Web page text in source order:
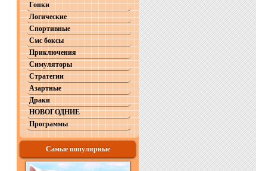
Гонки
Логические
Спортивные
Смс боксы
Приключения
Симуляторы
Стратегии
Азартные
Драки
НОВОГОДНИЕ
Программы
Самые популярные